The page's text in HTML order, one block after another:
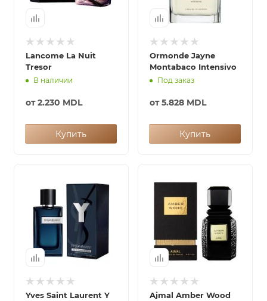
Lancome La Nuit
Tresor
В наличии
от2.230 MDL
Купить
Ormonde Jayne
Montabaco Intensivo
Под заказ
от5.828 MDL
Купить
Yves Saint Laurent Y
Ajmal Amber Wood